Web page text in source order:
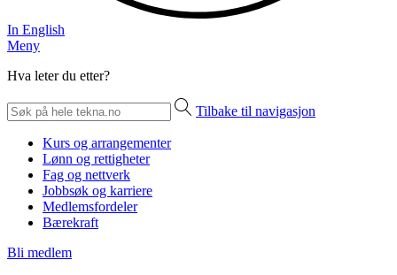
In English
Meny
Hva leter du etter?
Tilbake til navigasjon
Kurs og arrangementer
Lønn og rettigheter
Fag og nettverk
Jobbsøk og karriere
Medlemsfordeler
Bærekraft
Bli medlem